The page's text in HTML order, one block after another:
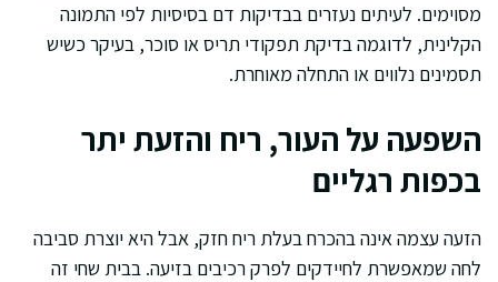
מסוימים. לעיתים נעזרים בבדיקות דם בסיסיות לפי התמונה
הקלינית, לדוגמה בדיקת תפקודי תריס או סוכר, בעיקר כשיש
תסמינים נלווים או התחלה מאוחרת.
השפעה על העור, ריח והזעת יתר
בכפות רגליים
הזעה עצמה אינה בהכרח בעלת ריח חזק, אבל היא יוצרת סביבה
לחה שמאפשרת לחיידקים לפרק רכיבים בזיעה. בבית שחי זה